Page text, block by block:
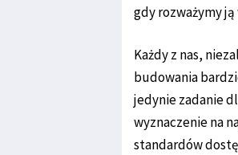
gdy rozważymy
Każdy z nas,
budowania
jedynie zadanie
wyznaczenie na
standardów